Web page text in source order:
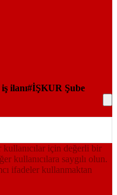
ilanı İŞKUR Şube
kullanıcılar için değerli bir
kullanıcılara saygılı olun.
ifadeler kullanmaktan